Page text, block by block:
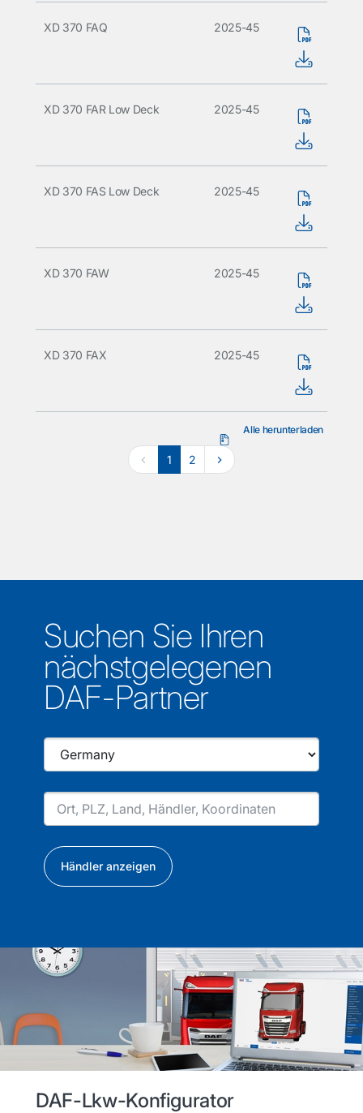
XD 370 FAQ 2025-45
XD 370 FAR Low Deck 2025-45
XD 370 FAS Low Deck 2025-45
XD 370 FAW 2025-45
XD 370 FAX 2025-45
1 2
Alle herunterladen
Suchen Sie Ihren
nächstgelegenen
DAF-Partner
Händler anzeigen
DAF-Lkw-Konfigurator